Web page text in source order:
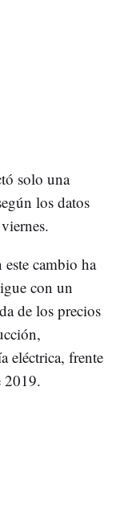
solo una
los datos
cambio ha
con un
de los precios
eléctrica, frente
2019.